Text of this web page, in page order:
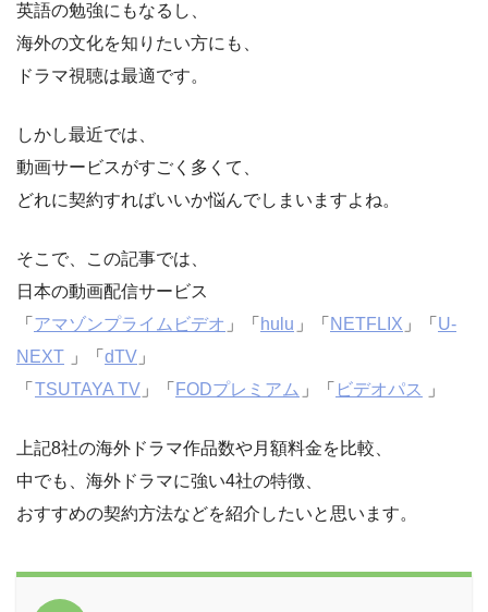
英語の勉強にもなるし、
海外の文化を知りたい方にも、
ドラマ視聴は最適です。
しかし最近では、
動画サービスがすごく多くて、
どれに契約すればいいか悩んでしまいますよね。
そこで、この記事では、
日本の動画配信サービス
「 アマゾンプライムビデオ 」「 hulu 」「 NETFLIX 」「 U-
NEXT 」「 dTV 」
「 TSUTAYA TV 」「 FODプレミアム 」「 ビデオパス 」
上記8社の海外ドラマ作品数や月額料金を比較、
中でも、海外ドラマに強い4社の特徴、
おすすめの契約方法などを紹介したいと思います。